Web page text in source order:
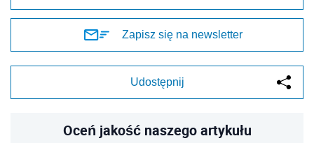
Zapisz się na newsletter
Udostępnij
Oceń jakość naszego artykułu